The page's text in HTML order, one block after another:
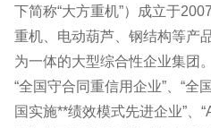
下简称“大方重机”）成立于
重机、电动葫芦、钢结构等产
为一体的大型综合性企业集团
“全国守合同重信用企业”、“全
国实施**绩效模式先进企业”、